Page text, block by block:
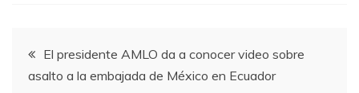
Navegación
El presidente AMLO da a conocer video sobre
asalto a la embajada de México en Ecuador